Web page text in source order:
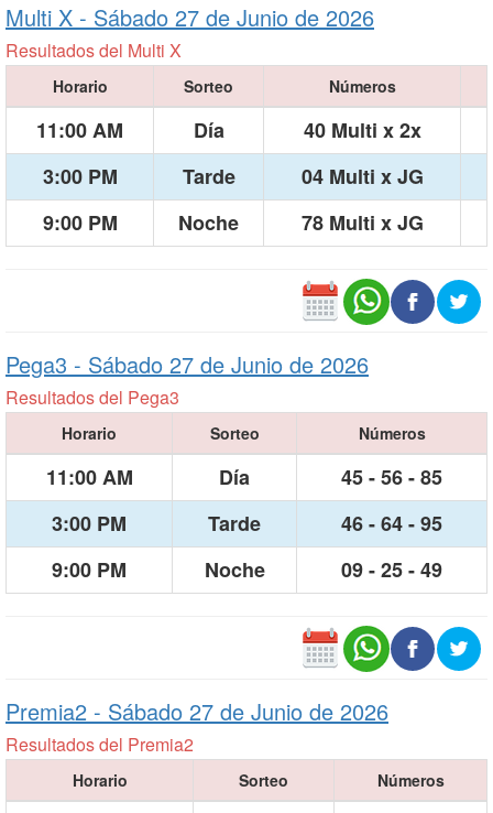
Multi X - Sábado 27 de Junio de 2026
Resultados del Multi X
Horario Sorteo Números
11:00 AM Día
40 Multi x 2x
3:00 PM
Tarde
04 Multi x JG
9:00 PM
Noche 78 Multi x JG
Pega3 - Sábado 27 de Junio de 2026
Resultados del Pega3
Horario Sorteo Números
11:00 AM Día
45 - 56 - 85
3:00 PM
Tarde
46 - 64 - 95
9:00 PM
Noche 09 - 25 - 49
Premia2 - Sábado 27 de Junio de 2026
Resultados del Premia2
Horario Sorteo Números